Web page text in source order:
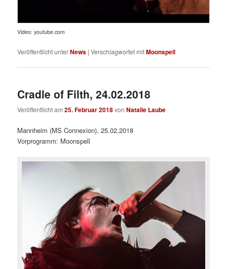
Video: youtube.com
Veröffentlicht unterNews |Verschlagwortet mitMoonspell
Cradle of Filth, 24.02.2018
Veröffentlicht am25. Februar 2018vonNatalie Laube
Mannheim (MS Connexion), 25.02.2018
Vorprogramm: Moonspell